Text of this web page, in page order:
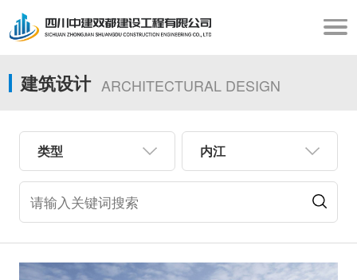
建筑设计 ARCHITECTURAL DESIGN
类型 内江